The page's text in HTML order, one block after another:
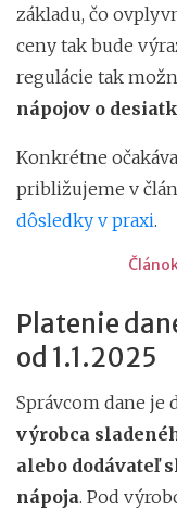
základu, čo
ceny tak bude
regulácie tak
nápojov o
Konkrétne
približujeme v
dôsledky v praxi.
Platenie
od 1.1.2025
Správcom dane je
výrobca
alebo dodávateľ
nápoja. Pod